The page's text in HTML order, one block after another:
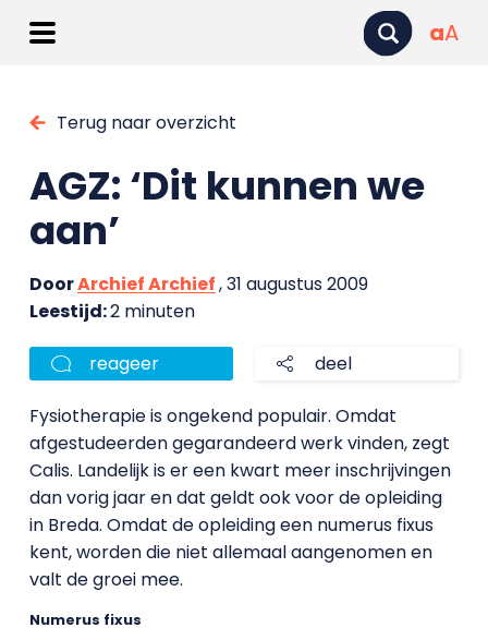
aA
Terug naar overzicht
AGZ: ‘Dit kunnen we
aan’
DoorArchief Archief, 31 augustus 2009
Leestijd:2 minuten
reageer deel
Fysiotherapie is ongekend populair. Omdat
afgestudeerden gegarandeerd werk vinden, zegt
Calis. Landelijk is er een kwart meer inschrijvingen
dan vorig jaar en dat geldt ook voor de opleiding
in Breda. Omdat de opleiding een numerus fixus
kent, worden die niet allemaal aangenomen en
valt de groei mee.
Numerus fixus